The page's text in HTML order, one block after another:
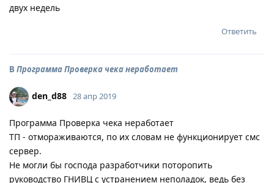
двух недель
Ответить
В Программа Проверка чека неработает
den_d88 28 апр 2019
Программа Проверка чека неработает
ТП - отмораживаются, по их словам не функционирует смс
сервер.
Не могли бы господа разработчики поторопить
руководство ГНИВЦ с устранением неполадок, ведь без